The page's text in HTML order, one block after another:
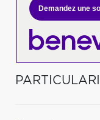
Demandez une